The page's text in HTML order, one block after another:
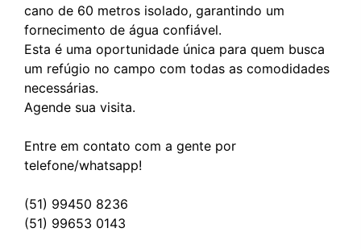
cano de 60 metros isolado, garantindo um
fornecimento de água confiável.
Esta é uma oportunidade única para quem busca
um refúgio no campo com todas as comodidades
necessárias.
Agende sua visita.
Entre em contato com a gente por
telefone/whatsapp!
(51) 99450 8236
(51) 99653 0143